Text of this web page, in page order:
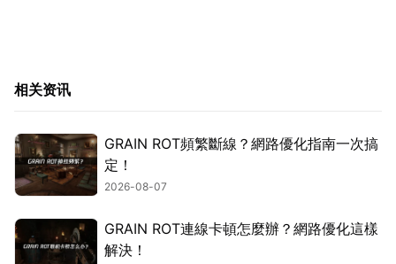
相关资讯
GRAIN ROT頻繁斷線？網路優化指南一次搞
定！
2026-08-07
GRAIN ROT連線卡頓怎麼辦？網路優化這樣
解決！